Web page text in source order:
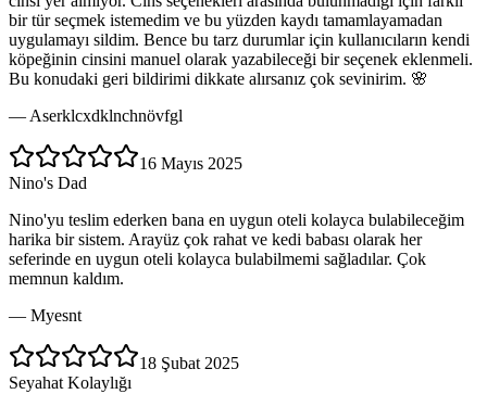
bir tür seçmek istemedim ve bu yüzden kaydı tamamlayamadan
uygulamayı sildim. Bence bu tarz durumlar için kullanıcıların kendi
köpeğinin cinsini manuel olarak yazabileceği bir seçenek eklenmeli.
Bu konudaki geri bildirimi dikkate alırsanız çok sevinirim. 🌸
— Aserklcxdklnchnövfgl
16 Mayıs 2025
Nino's Dad
Nino'yu teslim ederken bana en uygun oteli kolayca bulabileceğim
harika bir sistem. Arayüz çok rahat ve kedi babası olarak her
seferinde en uygun oteli kolayca bulabilmemi sağladılar. Çok
memnun kaldım.
— Myesnt
18 Şubat 2025
Seyahat Kolaylığı